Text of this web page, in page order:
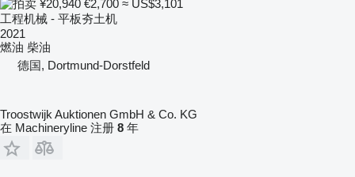
¥20,940 €2,700 ≈ US$3,101
工程机械 - 平板夯土机
2021
燃油 柴油
德国, Dortmund-Dorstfeld
Troostwijk Auktionen GmbH & Co. KG
在 Machineryline 注册 8 年